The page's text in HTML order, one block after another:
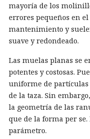
mayoría de los
errores pequeños en
mantenimiento y
suave y redondeado.
Las muelas planas se
potentes y costosas.
uniforme de
de la taza. Sin
la geometría de las
que de la forma per se.
parámetro.